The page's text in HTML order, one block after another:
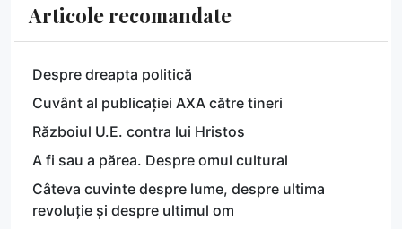
Articole recomandate
Despre dreapta politică
Cuvânt al publicației AXA către tineri
Războiul U.E. contra lui Hristos
A fi sau a părea. Despre omul cultural
Câteva cuvinte despre lume, despre ultima
revoluție și despre ultimul om